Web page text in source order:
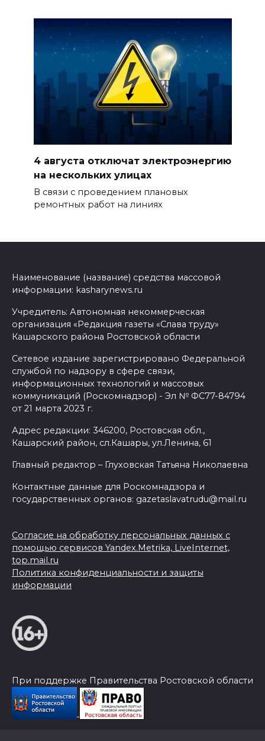
4 августа отключат электроэнергию
на нескольких улицах
В связи с проведением плановых
ремонтных работ на линиях
Наименование (название) средства массовой
информации: kasharynews.ru
Учредитель: Автономная некоммерческая
организация «Редакция газеты «Слава труду»
Кашарского района Ростовской области
Сетевое издание зарегистрировано Федеральной
службой по надзору в сфере связи,
информационных технологий и массовых
коммуникаций (Роскомнадзор) - Эл № ФС77-84794
от 21 марта 2023 г.
Адрес редакции: 346200, Ростовская обл.,
Кашарский район, сл.Кашары, ул.Ленина, 61
Главный редактор – Глуховская Татьяна Николаевна
Контактные данные для Роскомнадзора и
государственных органов: gazetaslavatrudu@mail.ru
Согласие на обработку персональных данных с
помощью сервисов Yandex.Metrika, LiveInternet,
top.mail.ru
Политика конфиденциальности и защиты
информации
При поддержке Правительства Ростовской области